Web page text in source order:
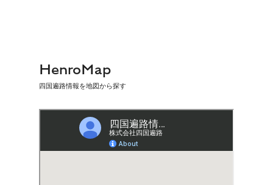
HenroMap
四国遍路情報を地図から探す